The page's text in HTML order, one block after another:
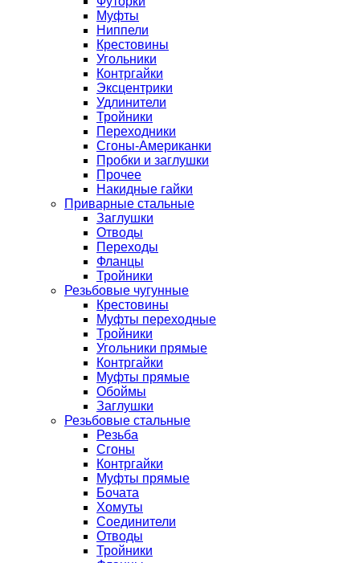
Муфты
Ниппели
Крестовины
Угольники
Контргайки
Эксцентрики
Удлинители
Тройники
Переходники
Сгоны-Американки
Пробки и заглушки
Прочее
Накидные гайки
Приварные стальные
Заглушки
Отводы
Переходы
Фланцы
Тройники
Резьбовые чугунные
Крестовины
Муфты переходные
Тройники
Угольники прямые
Контргайки
Муфты прямые
Обоймы
Заглушки
Резьбовые стальные
Резьба
Сгоны
Контргайки
Муфты прямые
Бочата
Хомуты
Соединители
Отводы
Тройники